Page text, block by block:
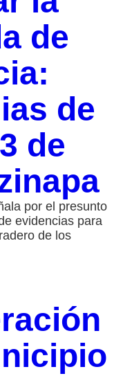
de
de
de
por el presunto
evidencias para
de los